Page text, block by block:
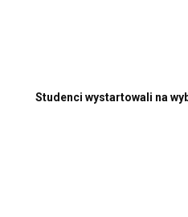
Studenci wystartowali na